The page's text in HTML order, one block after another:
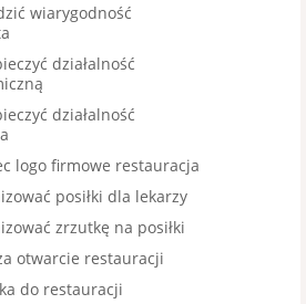
wiarygodność
działalność
działalność
logo firmowe restauracja
posiłki dla lekarzy
zrzutkę na posiłki
otwarcie restauracji
do restauracji